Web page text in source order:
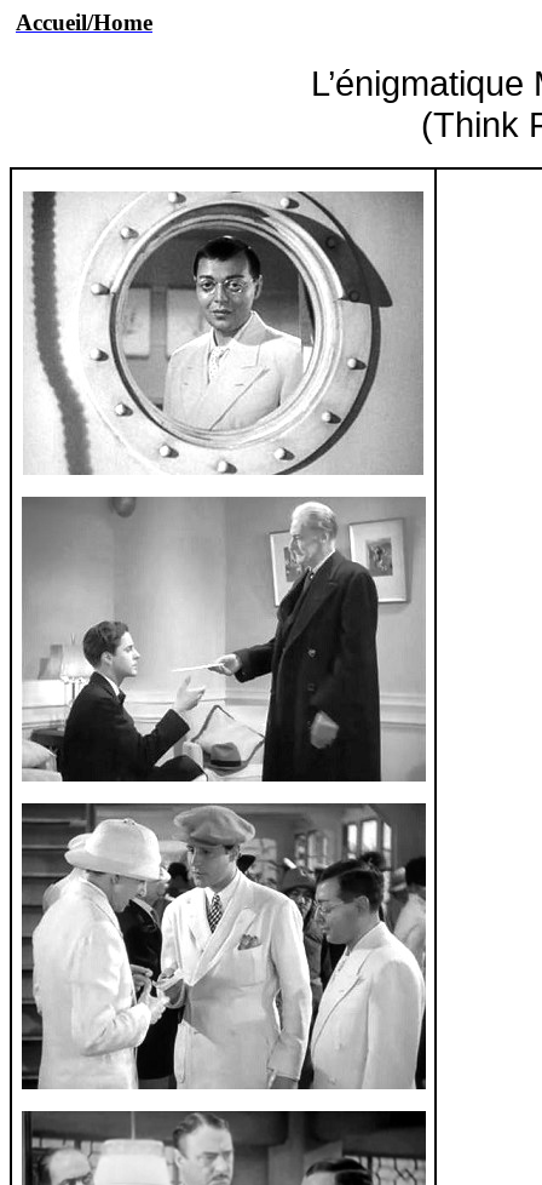
Accueil/Home
(Think